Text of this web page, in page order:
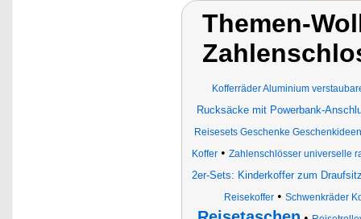
Themen-
Kofferräder Aluminium
Rucksäcke mit Powerbank-
Reisesets Geschenke
Koffer • Zahlenschlösser universelle
2er-Sets: Kinderkoffer zum
Reisekoffer • Schwenkräder